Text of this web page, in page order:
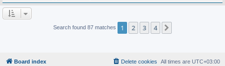
Search found 87 matches 1 2 3 4
Board index All times are UTC+03:00
Delete cookies